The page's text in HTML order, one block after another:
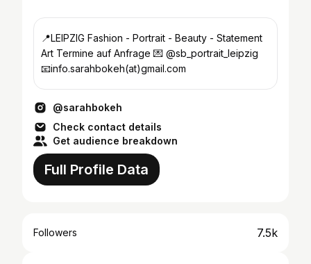
📍LEIPZIG Fashion - Portrait - Beauty - Statement
Art Termine auf Anfrage 💌 @sb_portrait_leipzig
📧info.sarahbokeh(at)gmail.com
@sarahbokeh
Check contact details
Get audience breakdown
Full Profile Data
Followers 7.5k